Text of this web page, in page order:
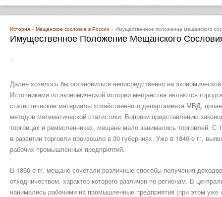
История » Мещанское сословие в России » Имущественное положение мещанского
Имущественное Положение Мещанского
Далее хотелось бы остановиться непосредственно на
Источниками по экономической истории мещанства являются
статистические материалы хозяйственного департамента МВД,
методов математической статистики. Вопреки представлению
торговцах и ремесленниках, мещане мало занимались торговлей. С
в развитии торговли произошло в 30 губерниях. Уже в 1840-е гг.
рабочих промышленных предприятий.
В 1860-е гг. мещане сочетали различные способы получения
отходничеством, характер которого различен по регионам. В
нанимались рабочими на промышленные предприятия (при этом